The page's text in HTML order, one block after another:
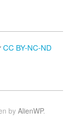
CC BY-NC-ND
by AlienWP.